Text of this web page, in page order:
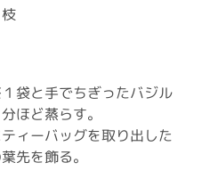
袋と手でちぎったバジル
ほど蒸らす。
ィーバッグを取り出した
先を飾る。